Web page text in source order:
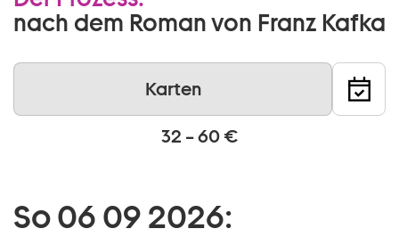
nach dem Roman von Franz Kafka
Karten
32 – 60 €
So 06 09 2026: